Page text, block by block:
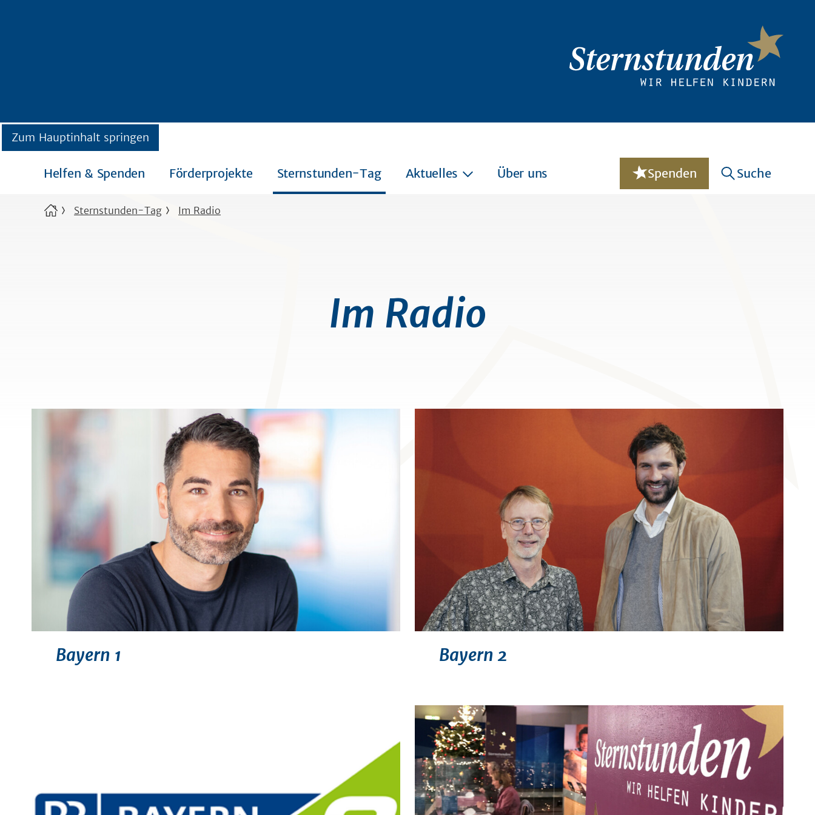
Zum Hauptinhalt springen
Helfen & Spenden Förderprojekte Sternstunden-Tag Aktuelles Über uns Spenden Suche
Sternstunden-Tag Im Radio
Im Radio
Bayern 1 Bayern 2